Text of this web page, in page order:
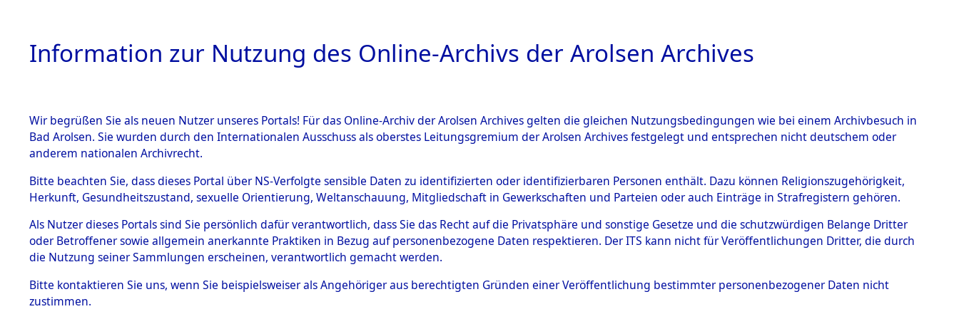
HOME BESTANDSBESCHREIBUNG ARCHIVALE ÜBERSICHT BILD
BESTÄNDE
Inhaftierungsdoku
mente
5. Verschiedenes
Todesmärsche
5.3.1 Alliierte
Listen von auf Todesmärschen Verstorbenen.→0001 (84607886)
→0019 (84607906)
0019 (84607906)
Information zur Nutzung des Online-Archivs der Arolsen Archives
Wir begrüßen Sie als neuen Nutzer unseres Portals! Für das Online-Archiv der Arolsen Archives gelten die gleichen Nutzungsbedingungen wie bei einem Archivbesuch in
Bad Arolsen. Sie wurden durch den Internationalen Ausschuss als oberstes Leitungsgremium der Arolsen Archives festgelegt und entsprechen nicht deutschem oder
anderem nationalen Archivrecht.
Bitte beachten Sie, dass dieses Portal über NS-Verfolgte sensible Daten zu identifizierten oder identifizierbaren Personen enthält. Dazu können Religionszugehörigkeit,
Herkunft, Gesundheitszustand, sexuelle Orientierung, Weltanschauung, Mitgliedschaft in Gewerkschaften und Parteien oder auch Einträge in Strafregistern gehören.
Als Nutzer dieses Portals sind Sie persönlich dafür verantwortlich, dass Sie das Recht auf die Privatsphäre und sonstige Gesetze und die schutzwürdigen Belange Dritter
oder Betroffener sowie allgemein anerkannte Praktiken in Bezug auf personenbezogene Daten respektieren. Der ITS kann nicht für Veröffentlichungen Dritter, die durch
die Nutzung seiner Sammlungen erscheinen, verantwortlich gemacht werden.
Bitte kontaktieren Sie uns, wenn Sie beispielsweiser als Angehöriger aus berechtigten Gründen einer Veröffentlichung bestimmter personenbezogener Daten nicht
zustimmen.